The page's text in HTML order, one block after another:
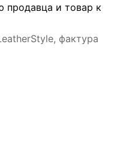
продавца и товар к
фактура